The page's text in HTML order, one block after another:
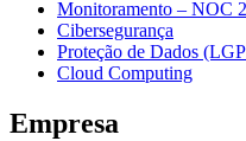
Monitoramento – NOC
Cibersegurança
Proteção de Dados
Cloud Computing
Empresa